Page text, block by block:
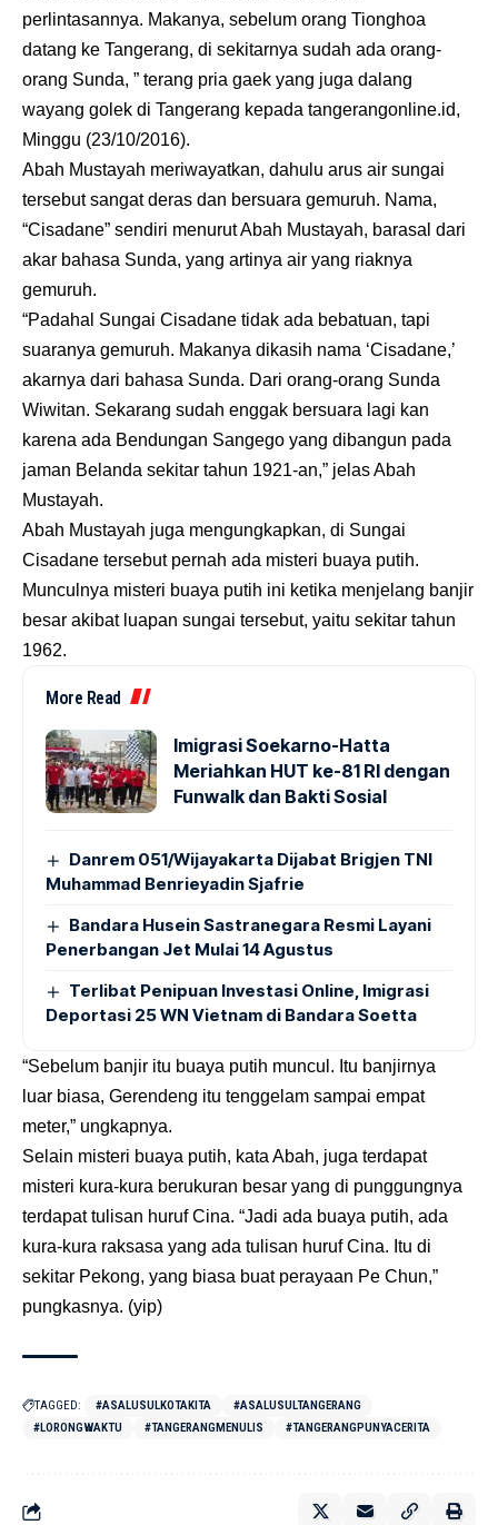
perlintasannya. Makanya, sebelum orang Tionghoa
datang ke Tangerang, di sekitarnya sudah ada orang-
orang Sunda, ” terang pria gaek yang juga dalang
wayang golek di Tangerang kepada tangerangonline.id,
Minggu (23/10/2016).
Abah Mustayah meriwayatkan, dahulu arus air sungai
tersebut sangat deras dan bersuara gemuruh. Nama,
“Cisadane” sendiri menurut Abah Mustayah, barasal dari
akar bahasa Sunda, yang artinya air yang riaknya
gemuruh.
“Padahal Sungai Cisadane tidak ada bebatuan, tapi
suaranya gemuruh. Makanya dikasih nama ‘Cisadane,’
akarnya dari bahasa Sunda. Dari orang-orang Sunda
Wiwitan. Sekarang sudah enggak bersuara lagi kan
karena ada Bendungan Sangego yang dibangun pada
jaman Belanda sekitar tahun 1921-an,” jelas Abah
Mustayah.
Abah Mustayah juga mengungkapkan, di Sungai
Cisadane tersebut pernah ada misteri buaya putih.
Munculnya misteri buaya putih ini ketika menjelang banjir
besar akibat luapan sungai tersebut, yaitu sekitar tahun
1962.
More Read
Imigrasi Soekarno-Hatta
Meriahkan HUT ke-81 RI dengan
Funwalk dan Bakti Sosial
Danrem 051/Wijayakarta Dijabat Brigjen TNI
Muhammad Benrieyadin Sjafrie
Bandara Husein Sastranegara Resmi Layani
Penerbangan Jet Mulai 14 Agustus
Terlibat Penipuan Investasi Online, Imigrasi
Deportasi 25 WN Vietnam di Bandara Soetta
“Sebelum banjir itu buaya putih muncul. Itu banjirnya
luar biasa, Gerendeng itu tenggelam sampai empat
meter,” ungkapnya.
Selain misteri buaya putih, kata Abah, juga terdapat
misteri kura-kura berukuran besar yang di punggungnya
terdapat tulisan huruf Cina. “Jadi ada buaya putih, ada
kura-kura raksasa yang ada tulisan huruf Cina. Itu di
sekitar Pekong, yang biasa buat perayaan Pe Chun,”
pungkasnya. (yip)
TAGGED: #ASALUSULKOTAKITA
#ASALUSULTANGERANG
#LORONGWAKTU
#TANGERANGMENULIS #TANGERANGPUNYACERITA